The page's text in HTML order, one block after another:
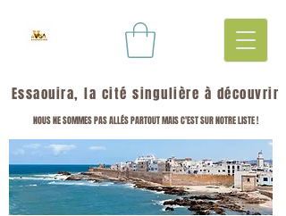
Essaouira, la cité singulière à découvrir
NOUS NE SOMMES PAS ALLÉS PARTOUT MAIS C'EST SUR NOTRE LISTE !